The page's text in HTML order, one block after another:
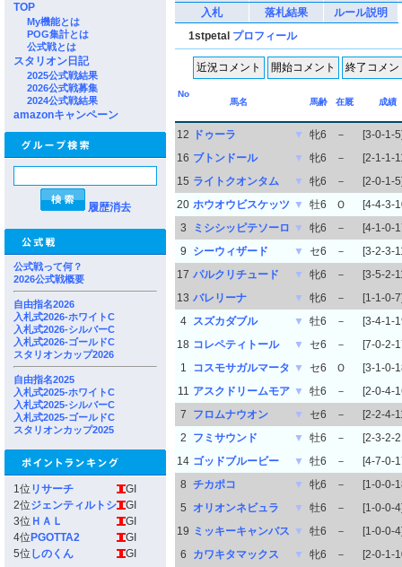
TOP
My機能とは
POG集計とは
公式戦とは
スタリオン日記
2025公式戦結果
2026公式戦募集
2024公式戦結果
amazonキャンペーン
履歴消去
公式戦って何？
2026公式戦概要
自由指名2026
入札式2026-ホワイトC
入札式2026-シルバーC
入札式2026-ゴールドC
スタリオンカップ2026
自由指名2025
入札式2025-ホワイトC
入札式2025-シルバーC
入札式2025-ゴールドC
スタリオンカップ2025
1位 リサーチ
GI
2位ジェンティルトシ
GI
3位 ＨＡＬ
GI
4位 PGOTTA2
GI
5位 しのくん
GI
入札
落札結果
ルール説明
1stpetal プロフィール
No
馬名
馬齢 在厩 成績
12 ドゥーラ ▼ 牝6 －
[3-0-1-
16 ブトンドール ▼ 牝6 －
[2-1-1-
15 ライトクオンタム ▼ 牝6 －
[2-0-1-
20 ホウオウビスケッツ ▼ 牡6 Ｏ
[4-4-3-
3
ミシシッピテソーロ ▼ 牝6 －
[4-1-0-
9
シーウィザード ▼ セ6 －
[3-2-3-
17 パルクリチュード ▼ 牝6 －
[3-5-2-
13 バレリーナ ▼ 牝6 －
[1-1-0-
4
スズカダブル ▼ 牡6 －
[3-4-1-
18 コレペティトール ▼ セ6 －
[7-0-2-
1
コスモサガルマータ ▼ セ6 Ｏ
[3-1-0-
11 アスクドリームモア ▼ 牡6 －
[2-0-4-
7
フロムナウオン ▼ セ6 －
[2-2-4-
2
フミサウンド ▼ 牡6 －
[2-3-2-
14 ゴッドブルービー ▼ 牡6 －
[4-7-0-
8 チカポコ ▼ 牝6 －
[1-0-0-
5
オリオンネビュラ ▼ 牡6 －
[1-0-0-
19 ミッキーキャンバス ▼ 牡6 －
[1-0-0-
6
カワキタマックス ▼ 牝6 －
[2-0-1-